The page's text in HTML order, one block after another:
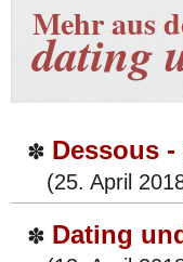
Mehr aus
dating
✽ Dessous
(25. April
✽ Dating